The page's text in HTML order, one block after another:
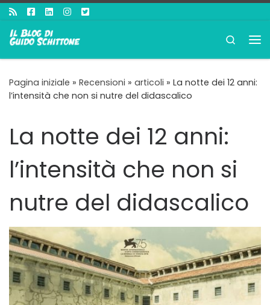
Passa al contenuto
Search
Pagina iniziale » Recensioni » articoli » La notte dei 12 anni:
l’intensità che non si nutre del didascalico
La notte dei 12 anni:
l’intensità che non si
nutre del didascalico